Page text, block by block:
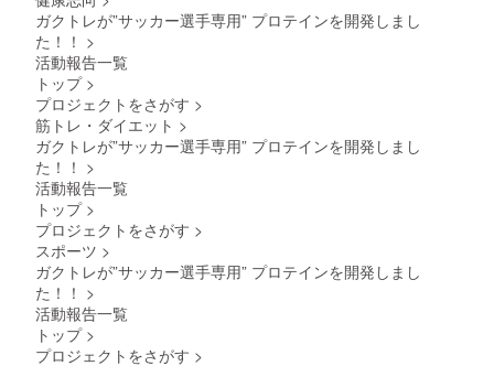
ガクトレが”サッカー選手専用” プロテインを開発しまし
た！！ >
活動報告一覧
トップ >
プロジェクトをさがす >
筋トレ・ダイエット >
ガクトレが”サッカー選手専用” プロテインを開発しまし
た！！ >
活動報告一覧
トップ >
プロジェクトをさがす >
スポーツ >
ガクトレが”サッカー選手専用” プロテインを開発しまし
た！！ >
活動報告一覧
トップ >
プロジェクトをさがす >